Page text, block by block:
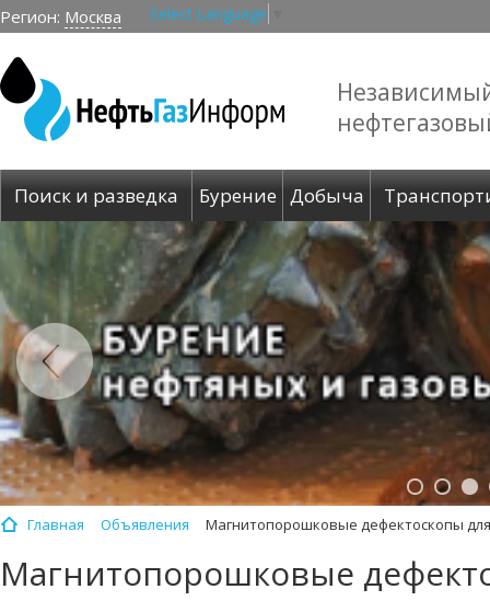
Регион: Москва Select Language
Поиск и разведка Бурение Добыча
Главная Объявления Магнитопорошковые дефектоскопы
Магнитопорошковые